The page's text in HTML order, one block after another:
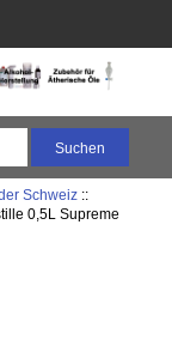
Schweiz::
0,5L Supreme